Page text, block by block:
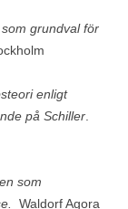
grundval för
enligt
på Schiller
som
Waldorf Agora